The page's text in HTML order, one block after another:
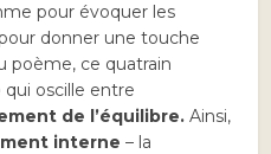
pour évoquer les
donner une touche
poème, ce quatrain
qui oscille entre
de l’équilibre.Ainsi,
interne – la